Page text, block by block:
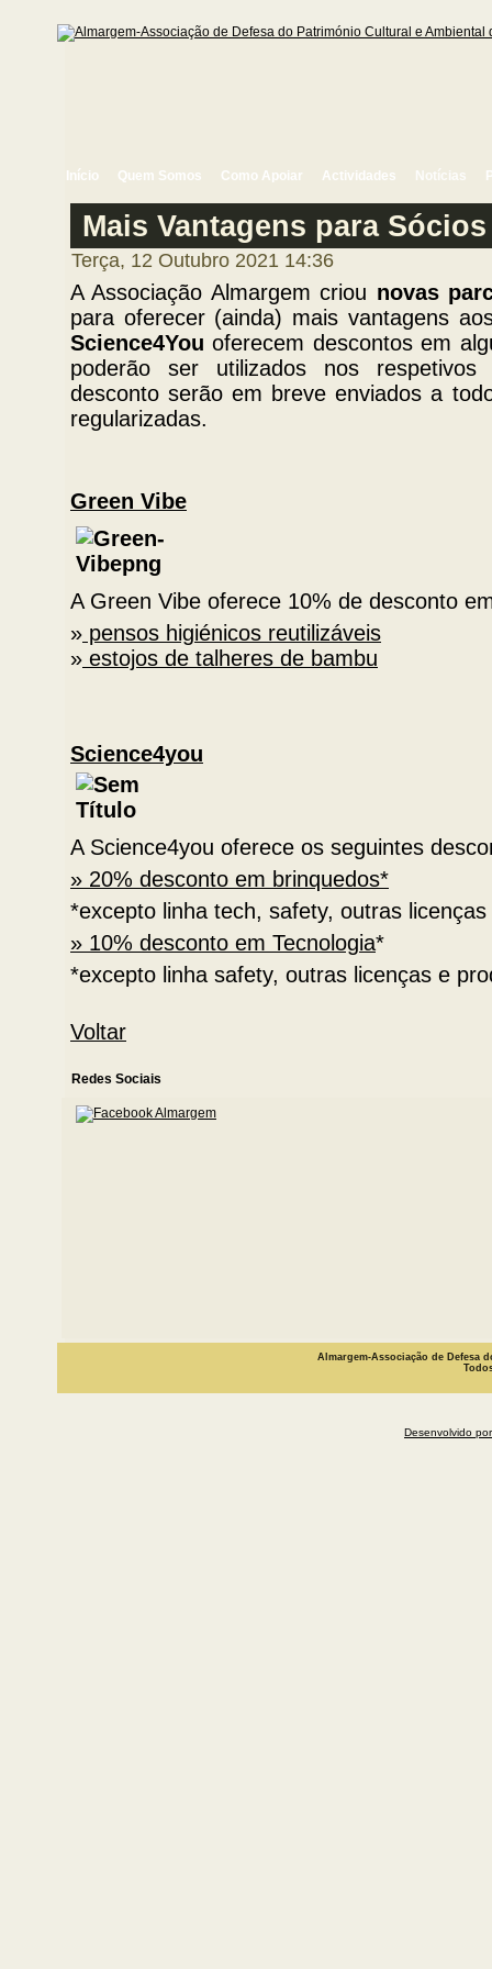
Início Quem Somos Como Apoiar Actividades Notícias
Mais Vantagens para Sócios
Terça, 12 Outubro 2021 14:36
A Associação Almargem criou novas
para oferecer (ainda) mais vantagens
Science4You oferecem descontos em
poderão ser utilizados nos
desconto serão em breve enviados a
regularizadas.
Green Vibe
A Green Vibe oferece 10% de desconto
» pensos higiénicos reutilizáveis
» estojos de talheres de bambu
Science4you
A Science4you oferece os seguintes
» 20% desconto em brinquedos*
*excepto linha tech, safety, outras
» 10% desconto em Tecnologia*
*excepto linha safety, outras licenças e
Voltar
Redes Sociais
Almargem-Associação de Defesa
Desenvolvido